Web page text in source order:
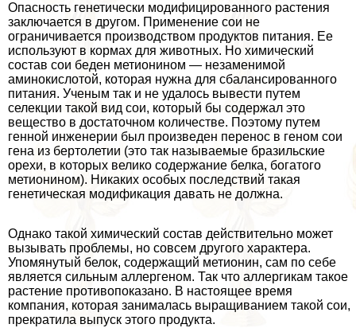
Опасность генетически модифицированного растения
заключается в другом. Применение сои не
ограничивается производством продуктов питания. Ее
используют в кормах для животных. Но химический
состав сои беден метионином — незаменимой
аминокислотой, которая нужна для сбалансированного
питания. Ученым так и не удалось вывести путем
селекции такой вид сои, который бы содержал это
вещество в достаточном количестве. Поэтому путем
генной инженерии был произведен перенос в геном сои
гена из бертолетии (это так называемые бразильские
орехи, в которых велико содержание белка, богатого
метионином). Никаких особых последствий такая
генетическая модификация давать не должна.
Однако такой химический состав действительно может
вызывать проблемы, но совсем другого хаpaктера.
Упомянутый белок, содержащий метионин, сам по себе
является сильным аллергеном. Так что аллергикам такое
растение противопоказано. В настоящее время
компания, которая занималась выращиванием такой сои,
прекратила выпуск этого продукта.